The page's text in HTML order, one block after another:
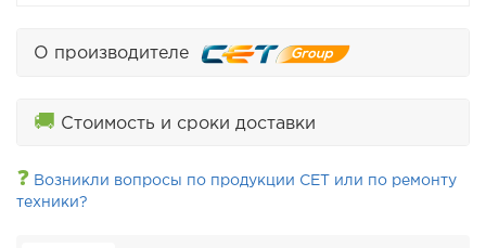
О производителе
🚚 Стоимость и сроки доставки
❓ Возникли вопросы по продукции CET или по ремонту
техники?